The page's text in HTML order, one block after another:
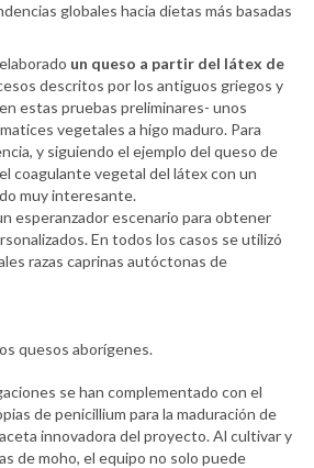
globales hacia dietas más basadas
un queso a partir del látex de
descritos por los antiguos griegos y
estas pruebas preliminares- unos
vegetales a higo maduro. Para
y siguiendo el ejemplo del queso de
coagulante vegetal del látex con un
muy interesante.
esperanzador escenario para obtener
En todos los casos se utilizó
razas caprinas autóctonas de
quesos aborígenes.
se han complementado con el
de penicillium para la maduración de
innovadora del proyecto. Al cultivar y
de moho, el equipo no solo puede